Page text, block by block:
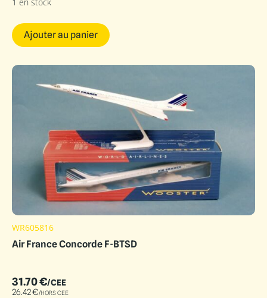
Ajouter au panier
WR605816
Air France Concorde F-BTSD
31.70€/CEE
26.42€/HORS CEE